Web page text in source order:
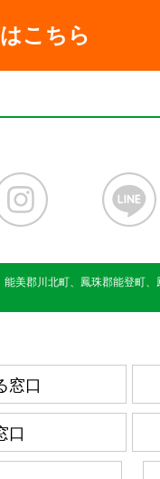
こちら
美郡川北町、鳳珠郡能登町
窓口
口